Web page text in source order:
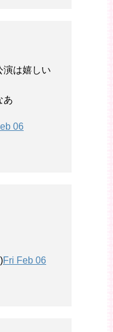
演は嬉しい
あ
06
Fri Feb 06